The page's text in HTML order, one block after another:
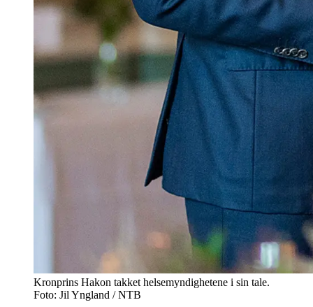
Kronprins Hakon takket helsemyndighetene i sin tale.
Foto: Jil Yngland / NTB